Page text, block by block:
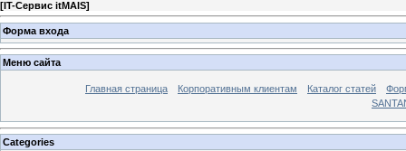
[IT-Сервис itMAIS]
Форма входа
Меню сайта
Главная страница Корпоративным клиентам Каталог статей
Categories